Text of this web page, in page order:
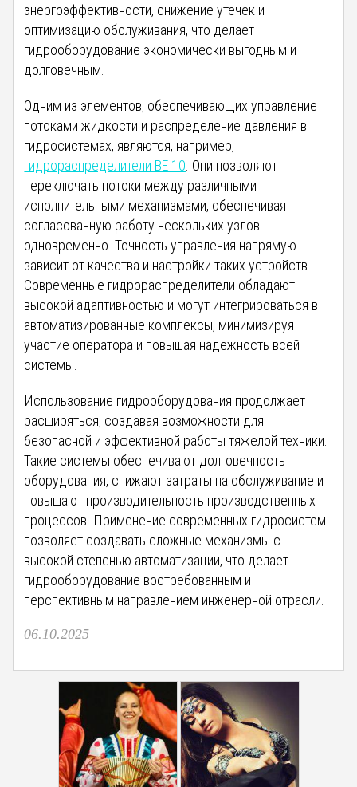
энергоэффективности, снижение утечек и
оптимизацию обслуживания, что делает
гидрооборудование экономически выгодным и
долговечным.
Одним из элементов, обеспечивающих управление
потоками жидкости и распределение давления в
гидросистемах, являются, например,
гидрораспределители ВЕ 10. Они позволяют
переключать потоки между различными
исполнительными механизмами, обеспечивая
согласованную работу нескольких узлов
одновременно. Точность управления напрямую
зависит от качества и настройки таких устройств.
Современные гидрораспределители обладают
высокой адаптивностью и могут интегрироваться в
автоматизированные комплексы, минимизируя
участие оператора и повышая надежность всей
системы.
Использование гидрооборудования продолжает
расширяться, создавая возможности для
безопасной и эффективной работы тяжелой техники.
Такие системы обеспечивают долговечность
оборудования, снижают затраты на обслуживание и
повышают производительность производственных
процессов. Применение современных гидросистем
позволяет создавать сложные механизмы с
высокой степенью автоматизации, что делает
гидрооборудование востребованным и
перспективным направлением инженерной отрасли.
06.10.2025